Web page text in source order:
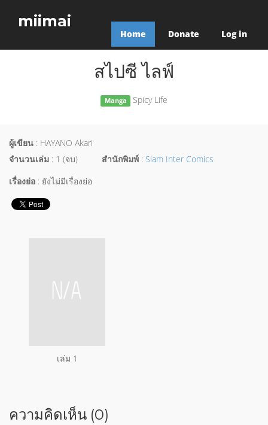
miimai
Home Donate Log in
สไปซี ไลฟ์
Manga Spicy Life
ผู้เขียน : HAYANO Akari
จำนวนเล่ม : 1 (จบ) สำนักพิมพ์ : Siam Inter Comics
เรื่องย่อ : ยังไม่มีเรื่องย่อ
เล่ม 1
ความคิดเห็น (0)